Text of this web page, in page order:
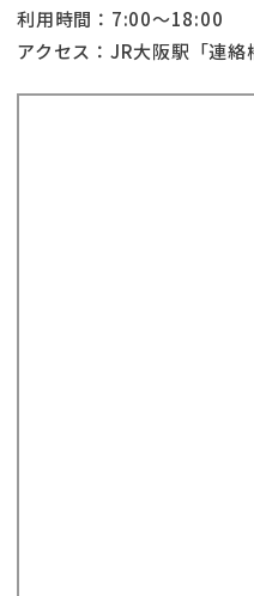
利用時間：7:00〜18:00
アクセス：JR大阪駅「連絡